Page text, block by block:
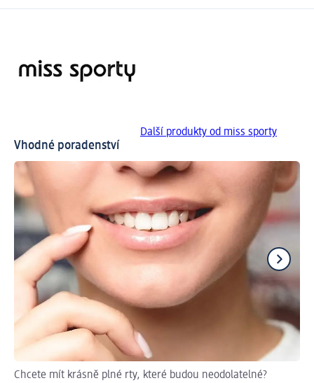
Další produkty od miss sporty
Vhodné poradenství
Chcete mít krásně plné rty, které budou neodolatelné?